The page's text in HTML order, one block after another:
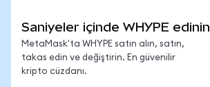
Saniyeler içinde WHYPE edinin
MetaMask'ta WHYPE satın alın, satın,
takas edin ve değiştirin. En güvenilir
kripto cüzdanı.